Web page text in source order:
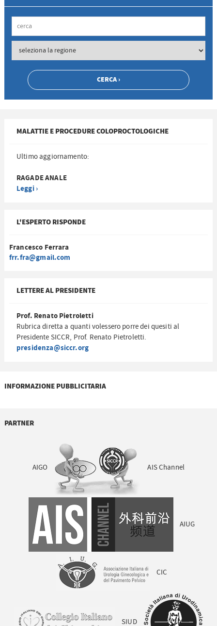
MALATTIE E PROCEDURE COLOPROCTOLOGICHE
Ultimo aggiornamento:
RAGADE ANALE
Leggi ›
L'ESPERTO RISPONDE
Francesco Ferrara
frr.fra@gmail.com
LETTERE AL PRESIDENTE
Prof. Renato Pietroletti
Rubrica diretta a quanti volessero porre dei quesiti al
Presidente SICCR, Prof. Renato Pietroletti.
presidenza@siccr.org
INFORMAZIONE PUBBLICITARIA
PARTNER
AIGO AIS Channel
AIUG
CIC
SIUD